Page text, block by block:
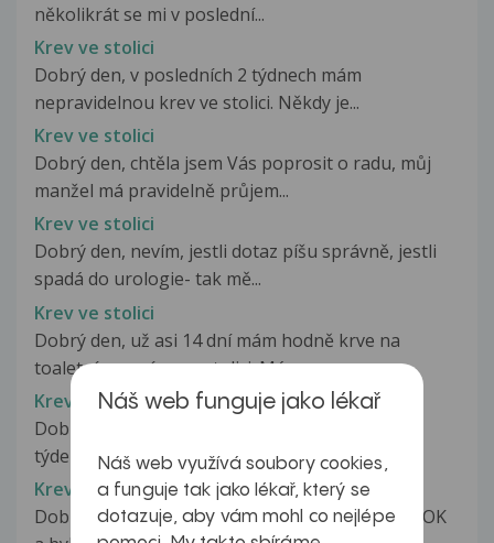
několikrát se mi v poslední...
Krev ve stolici
Dobrý den, v posledních 2 týdnech mám
nepravidelnou krev ve stolici. Někdy je...
Krev ve stolici
Dobrý den, chtěla jsem Vás poprosit o radu, můj
manžel má pravidelně průjem...
Krev ve stolici
Dobrý den, nevím, jestli dotaz píšu správně, jestli
spadá do urologie- tak mě...
Krev ve stolici
Dobrý den, už asi 14 dní mám hodně krve na
toaletním papíru po stolici. Mám...
Krev ve stolici
Dobrý den mam 3 letého chlapečka a poslední
týden má hustou a pak řidčí stolici...
Krev ve stolici
Dobrý den, asi před 3 roky jsem si dělal test na OK
Náš web funguje jako lékař
Náš web využívá soubory cookies,
a funguje tak jako lékař, který se
dotazuje, aby vám mohl co nejlépe